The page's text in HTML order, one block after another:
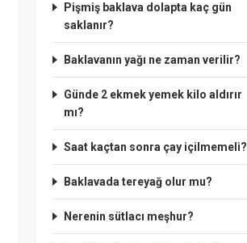
Pişmiş baklava dolapta kaç gün
saklanır?
Baklavanın yağı ne zaman verilir?
Günde 2 ekmek yemek kilo aldırır
mı?
Saat kaçtan sonra çay içilmemeli?
Baklavada tereyağ olur mu?
Nerenin sütlacı meşhur?